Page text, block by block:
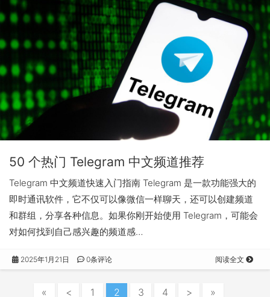
50 个热门 Telegram 中文频道推荐
Telegram 中文频道快速入门指南 Telegram 是一款功能强大的
即时通讯软件，它不仅可以像微信一样聊天，还可以创建频道
和群组，分享各种信息。如果你刚开始使用 Telegram，可能会
对如何找到自己感兴趣的频道感…
2025年1月21日 0条评论 阅读全文
« < 1 2 3 4 > »